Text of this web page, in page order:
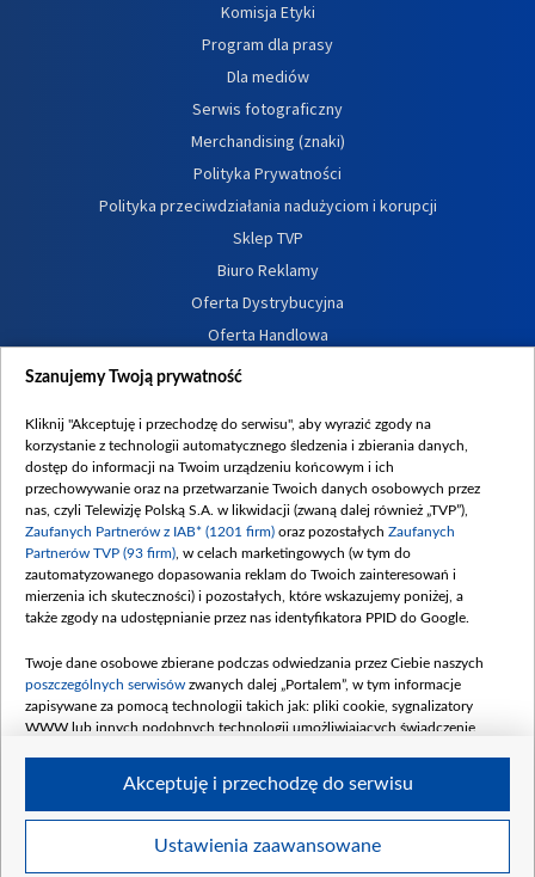
Komisja Etyki
Program dla prasy
Dla mediów
Serwis fotograficzny
Merchandising (znaki)
Polityka Prywatności
Polityka przeciwdziałania nadużyciom i korupcji
Sklep TVP
Biuro Reklamy
Oferta Dystrybucyjna
Oferta Handlowa
Dostępność
Procedura zgłoszeń wewnętrznych
Szanujemy Twoją prywatność
Kliknij "Akceptuję i przechodzę do serwisu", aby wyrazić zgody na
korzystanie z technologii automatycznego śledzenia i zbierania danych,
dostęp do informacji na Twoim urządzeniu końcowym i ich
przechowywanie oraz na przetwarzanie Twoich danych osobowych przez
nas, czyli Telewizję Polską S.A. w likwidacji (zwaną dalej również „TVP”),
Zaufanych Partnerów z IAB* (1201 firm) oraz pozostałych Zaufanych
Partnerów TVP (93 firm) , w celach marketingowych (w tym do
zautomatyzowanego dopasowania reklam do Twoich zainteresowań i
mierzenia ich skuteczności) i pozostałych, które wskazujemy poniżej, a
także zgody na udostępnianie przez nas identyfikatora PPID do Google.
Twoje dane osobowe zbierane podczas odwiedzania przez Ciebie naszych
poszczególnych serwisów zwanych dalej „Portalem”, w tym informacje
zapisywane za pomocą technologii takich jak: pliki cookie, sygnalizatory
WWW lub innych podobnych technologii umożliwiających świadczenie
Twoje dane osobowe zbierane podczas odwiedzania przez Ciebie
Ustawienia zaawansowane
Akceptuję i przechodzę do serwisu